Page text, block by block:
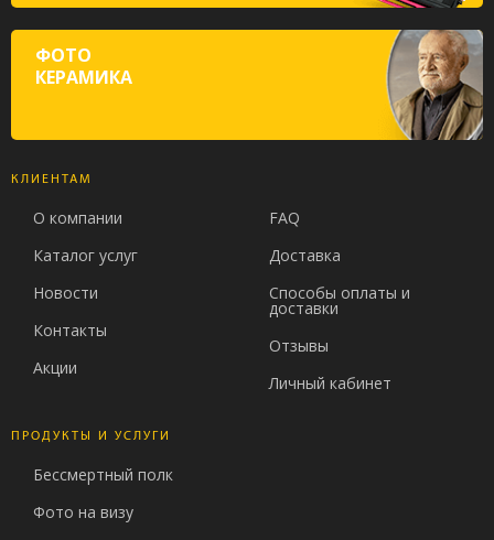
ФОТО
КЕРАМИКА
КЛИЕНТАМ
О компании
Каталог услуг
Новости
Контакты
Акции
FAQ
Доставка
Способы оплаты и
доставки
Отзывы
Личный кабинет
ПРОДУКТЫ И УСЛУГИ
Бессмертный полк
Фото на визу